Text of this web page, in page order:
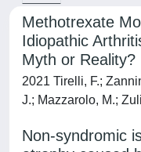
Methotrexate
Idiopathic
Myth or Reality?
2021 Tirelli, F.;
J.; Mazzarolo, M.;
Non‑syndromic